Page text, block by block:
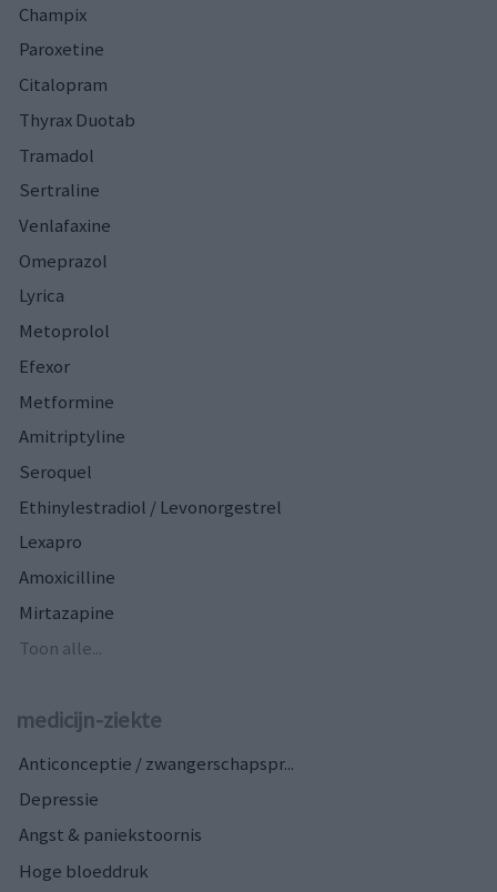
Champix
Paroxetine
Citalopram
Thyrax Duotab
Tramadol
Sertraline
Venlafaxine
Omeprazol
Lyrica
Metoprolol
Efexor
Metformine
Amitriptyline
Seroquel
Ethinylestradiol / Levonorgestrel
Lexapro
Amoxicilline
Mirtazapine
Toon alle...
medicijn-ziekte
Anticonceptie / zwangerschapspr...
Depressie
Angst & paniekstoornis
Hoge bloeddruk